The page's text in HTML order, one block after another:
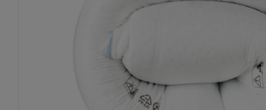
urządzenia końcowe i
końcowych w celu
przetwarzanie
opracowywania ofert
Jeśli użytkownik
Lidl Plus, możemy
wymienionych